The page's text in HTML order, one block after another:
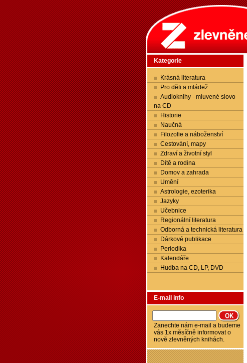
Kategorie
Krásná literatura
Pro děti a mládež
Audioknihy - mluvené slovo
na CD
Historie
Naučná
Filozofie a náboženství
Cestování, mapy
Zdraví a životní styl
Dítě a rodina
Domov a zahrada
Umění
Astrologie, ezoterika
Jazyky
Učebnice
Regionální literatura
Odborná a technická literatura
Dárkové publikace
Periodika
Kalendáře
Hudba na CD, LP, DVD
E-mail info
Zanechte nám e-mail a budeme
vás 1x měsíčně informovat o
nově zlevněných knihách.